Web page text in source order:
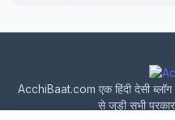
AcchiBaat.com एक हिंदी देसी ब्लॉग
से जुड़ी सभी प्रकार